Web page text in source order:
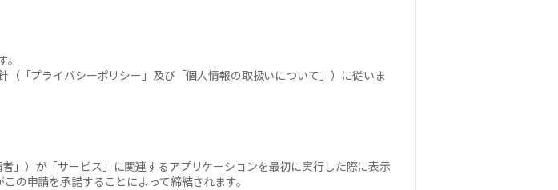
（「プライバシーポリシー」及び「個人情報の取扱いについて」）に従いま
」）が「サービス」に関連するアプリケーションを最初に実行した際に表示
の申請を承諾することによって締結されます。